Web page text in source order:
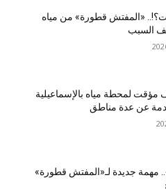
«المفتش قطورة» من مياه
السبب
مؤقت لمحطة مياه بالإسماعيلية
عن عدة مناطق
مهمة جديدة لـ«المفتش قطورة»